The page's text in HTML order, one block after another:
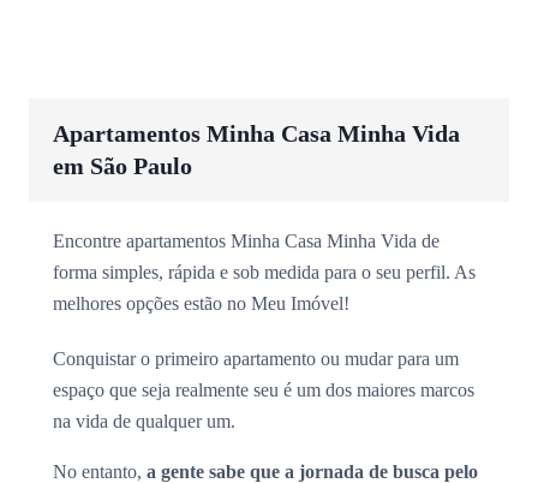
Apartamentos Minha Casa Minha Vida
em São Paulo
Encontre apartamentos Minha Casa Minha Vida de
forma simples, rápida e sob medida para o seu perfil. As
melhores opções estão no Meu Imóvel!
Conquistar o primeiro apartamento ou mudar para um
espaço que seja realmente seu é um dos maiores marcos
na vida de qualquer um.
No entanto, a gente sabe que a jornada de busca pelo